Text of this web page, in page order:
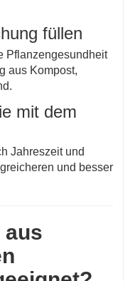
füllen
Pflanzengesundheit
aus Kompost,
mit dem
Jahreszeit und
und besser
aus